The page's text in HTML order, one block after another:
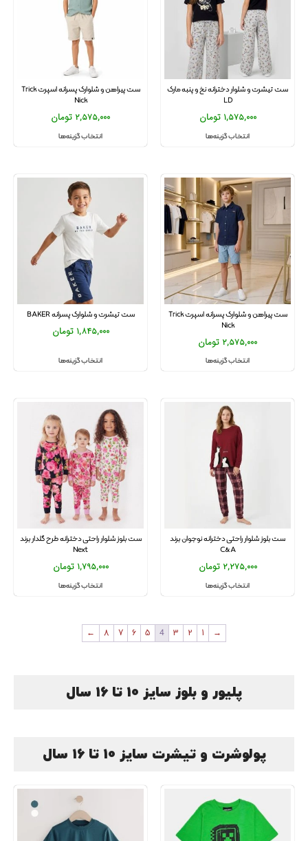
ست تیشرت و شلوار دخترانه نخ و پنبه مارک
LD
1,575,000 تومان
انتخاب گزینه‌ها
ست پیراهن و شلوارک پسرانه اسپرت Trick
Nick
2,575,000 تومان
انتخاب گزینه‌ها
ست پیراهن و شلوارک پسرانه اسپرت Trick
Nick
2,575,000 تومان
انتخاب گزینه‌ها
ست تیشرت و شلوارک پسرانه BAKER
1,845,000 تومان
انتخاب گزینه‌ها
ست بلوز شلوار راحتی دخترانه نوجوان برند
C&A
2,275,000 تومان
انتخاب گزینه‌ها
ست بلوز شلوار راحتی دخترانه طرح گلدار برند
Next
1,795,000 تومان
انتخاب گزینه‌ها
→
1
2
3
4
5
6
7
8
←
پلیور و بلوز سایز 10 تا 16 سال
پولوشرت و تیشرت سایز 10 تا 16 سال